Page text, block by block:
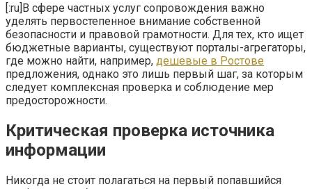
[:ru]В сфере частных услуг сопровождения важно
уделять первостепенное внимание собственной
безопасности и правовой грамотности. Для тех, кто ищет
бюджетные варианты, существуют порталы-агрегаторы,
где можно найти, например, дешевые в Ростове
предложения, однако это лишь первый шаг, за которым
следует комплексная проверка и соблюдение мер
предосторожности.
Критическая проверка источника
информации
Никогда не стоит полагаться на первый попавшийся